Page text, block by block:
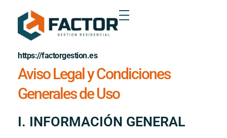
https://factorgestion.es
Aviso Legal y Condiciones
Generales de Uso
I. INFORMACIÓN GENERAL